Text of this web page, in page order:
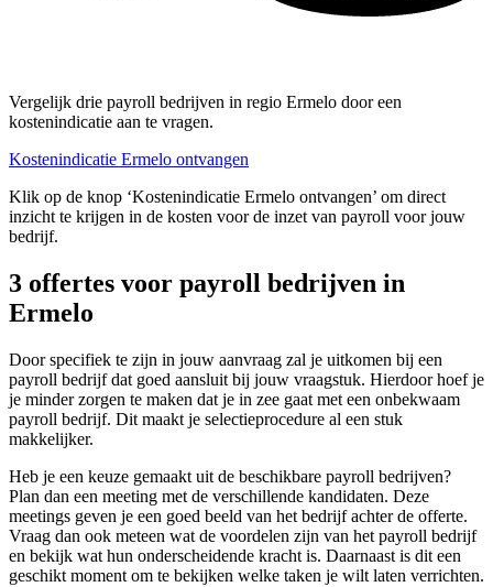
Vergelijk drie payroll bedrijven in regio Ermelo door een
kostenindicatie aan te vragen.
Kostenindicatie Ermelo ontvangen
Klik op de knop ‘Kostenindicatie Ermelo ontvangen’ om direct
inzicht te krijgen in de kosten voor de inzet van payroll voor jouw
bedrijf.
3 offertes voor payroll bedrijven in
Ermelo
Door specifiek te zijn in jouw aanvraag zal je uitkomen bij een
payroll bedrijf dat goed aansluit bij jouw vraagstuk. Hierdoor hoef je
je minder zorgen te maken dat je in zee gaat met een onbekwaam
payroll bedrijf. Dit maakt je selectieprocedure al een stuk
makkelijker.
Heb je een keuze gemaakt uit de beschikbare payroll bedrijven?
Plan dan een meeting met de verschillende kandidaten. Deze
meetings geven je een goed beeld van het bedrijf achter de offerte.
Vraag dan ook meteen wat de voordelen zijn van het payroll bedrijf
en bekijk wat hun onderscheidende kracht is. Daarnaast is dit een
geschikt moment om te bekijken welke taken je wilt laten verrichten.